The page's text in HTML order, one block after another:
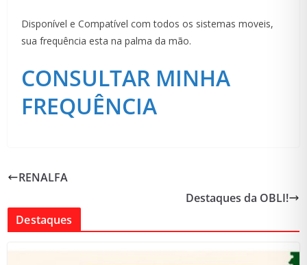
Disponível e Compatível com todos os sistemas moveis,
sua frequência esta na palma da mão.
CONSULTAR MINHA
FREQUÊNCIA
RENALFA
Destaques da OBLI!
Destaques